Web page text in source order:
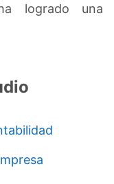
logrado una